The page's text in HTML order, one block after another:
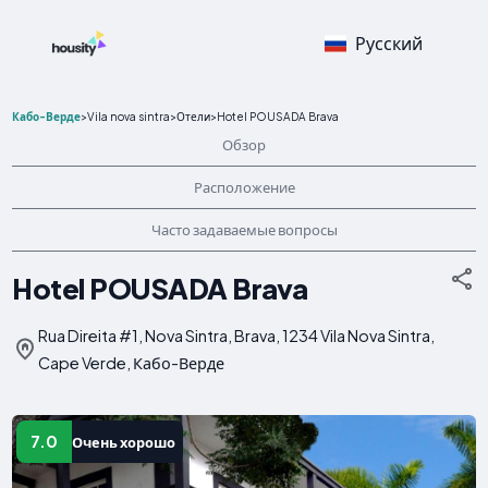
Русский
Кабо-Верде>Vila nova sintra>Отели>Hotel POUSADA Brava
Обзор
Расположение
Часто задаваемые вопросы
Hotel POUSADA Brava
Rua Direita #1, Nova Sintra, Brava, 1234 Vila Nova Sintra,
Cape Verde, Кабо-Верде
7.0 Очень хорошо